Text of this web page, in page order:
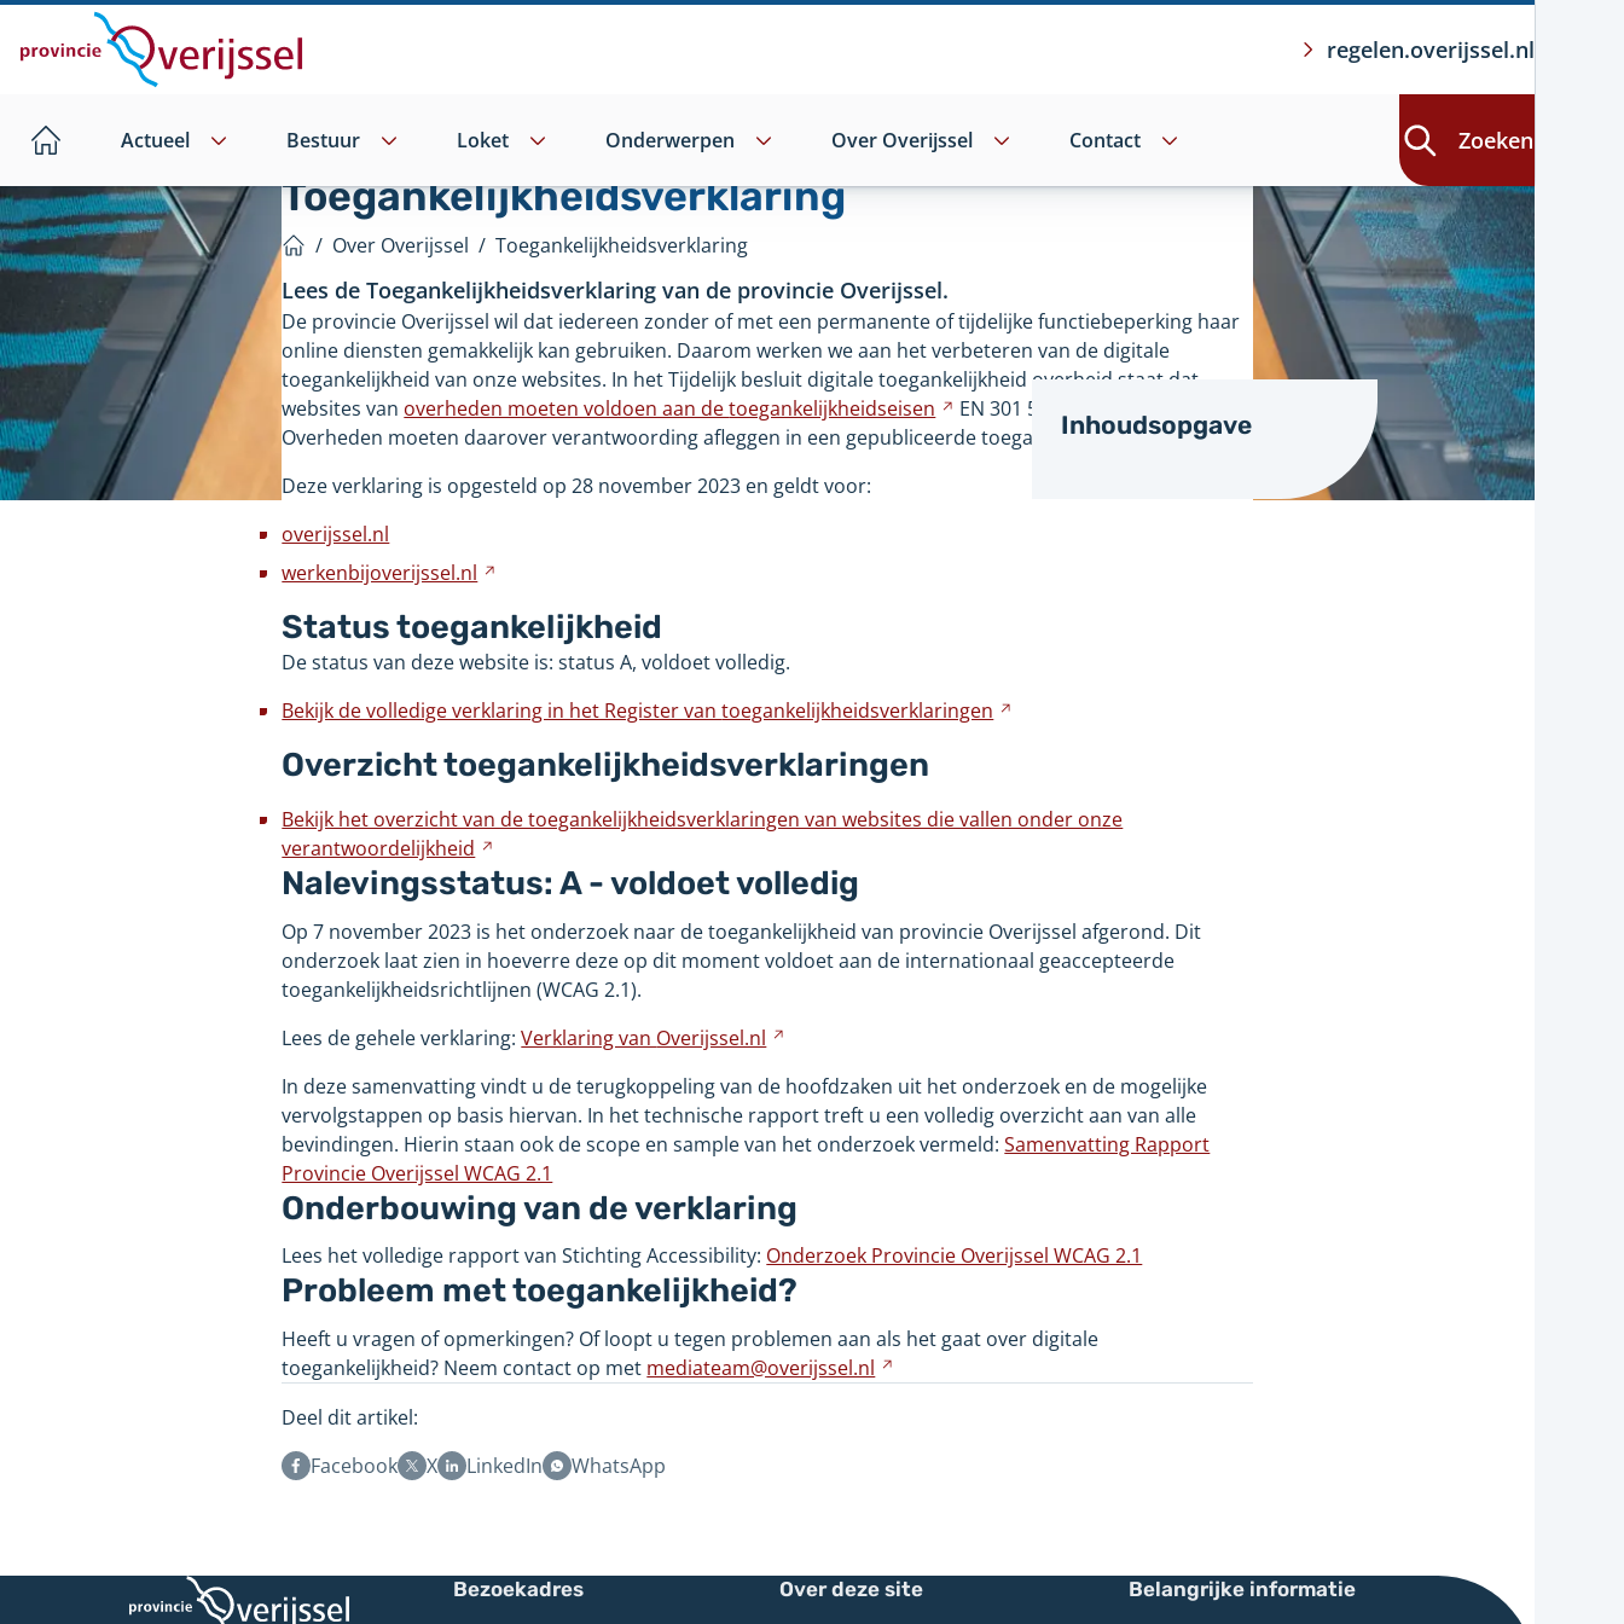
naar
regelen.overijssel.nl
Home
Actueel Bestuur Loket Onderwerpen Over Overijssel Contact Zoeken
Toegankelijkheidsverklaring
/ Over Overijssel / Toegankelijkheidsverklaring
Lees de Toegankelijkheidsverklaring van de provincie Overijssel.
De provincie Overijssel wil dat iedereen zonder of met een permanente of tijdelijke functiebeperking haar
online diensten gemakkelijk kan gebruiken. Daarom werken we aan het verbeteren van de digitale
toegankelijkheid van onze websites. In het Tijdelijk besluit digitale toegankelijkheid overheid staat dat
websites van overheden moeten voldoen aan detoegankelijkheidseisen
Verwijst
naar
EN 301 549/WCAG 2.1.
Overheden moeten daarover verantwoording afleggen in een gepubliceerde toegankelijkheidsverklaring.
Deze verklaring is opgesteld op 28 november 2023 en geldt voor:
overijssel.nl
werkenbijoverijssel.nl
een
andere
Status toegankelijkheid
De status van deze website is: status A, voldoet volledig.
Bekijk de volledige verklaring in het Register vantoegankelijkheidsverklaringen
website
Overzicht toegankelijkheidsverklaringen
Bekijk het overzicht van de toegankelijkheidsverklaringen van websites die vallen onder onze
verantwoordelijkheid
naar
andere
website
Nalevingsstatus: A - voldoet volledig
Op 7 november 2023 is het onderzoek naar de toegankelijkheid van provincie Overijssel afgerond. Dit
onderzoek laat zien in hoeverre deze op dit moment voldoet aan de internationaal geaccepteerde
toegankelijkheidsrichtlijnen (WCAG 2.1).
Lees de gehele verklaring:Verklaring van Overijssel.nl
een
andere
website
In deze samenvatting vindt u de terugkoppeling van de hoofdzaken uit het onderzoek en de mogelijke
vervolgstappen op basis hiervan. In het technische rapport treft u een volledig overzicht aan van alle
bevindingen. Hierin staan ook de scope en sample van het onderzoek vermeld:Samenvatting Rapport
Provincie Overijssel WCAG 2.1
Onderbouwing van de verklaring
Lees het volledige rapport van Stichting Accessibility: Onderzoek Provincie Overijssel WCAG 2.1
Probleem met toegankelijkheid?
Heeft u vragen of opmerkingen? Of loopt u tegen problemen aan als het gaat over digitale
toegankelijkheid? Neem contact op met mediateam@overijssel.nl
Deel dit artikel:
Facebook
X LinkedIn WhatsApp
Inhoudsopgave
Bezoekadres Over deze site Belangrijke informatie